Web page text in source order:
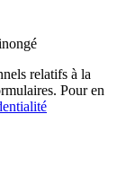
relatifs à la
Pour en